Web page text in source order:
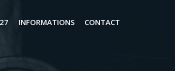
INFORMATIONS CONTACT